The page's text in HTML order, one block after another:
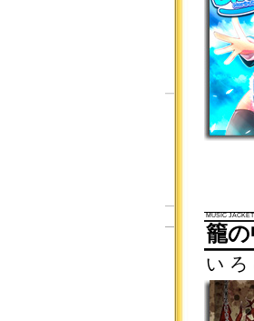
MUSIC
籠
い ろ